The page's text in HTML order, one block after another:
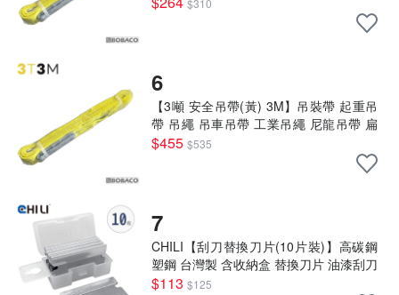
$310
6
【3噸 安全吊帶(黃) 3M】吊裝帶 起重吊
帶 吊繩 吊車吊帶 工業吊繩 尼龍吊帶 扁
吊帶
$455 $535
7
CHILI【刮刀替換刀片(10片裝)】高碳鋼
塑鋼 台灣製 含收納盒 替換刀片 油漆刮刀
壁癌刮刀 貼紙刮刀
$113 $125